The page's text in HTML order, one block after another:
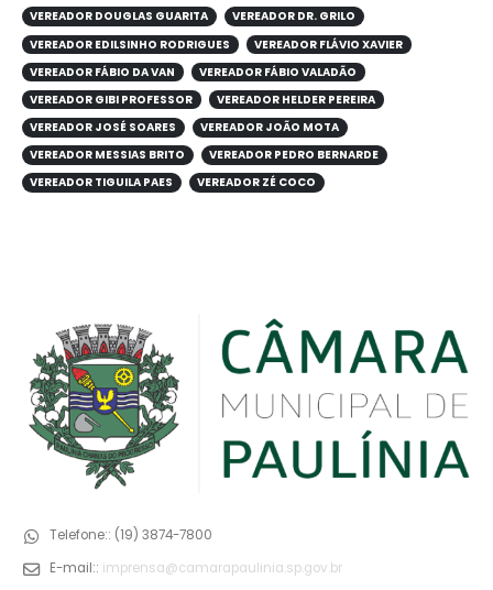
VEREADOR DOUGLAS GUARITA
VEREADOR DR. GRILO
VEREADOR EDILSINHO RODRIGUES
VEREADOR FLÁVIO XAVIER
VEREADOR FÁBIO DA VAN
VEREADOR FÁBIO VALADÃO
VEREADOR GIBI PROFESSOR
VEREADOR HELDER PEREIRA
VEREADOR JOSÉ SOARES
VEREADOR JOÃO MOTA
VEREADOR MESSIAS BRITO
VEREADOR PEDRO BERNARDE
VEREADOR TIGUILA PAES
VEREADOR ZÉ COCO
Telefone:: (19) 3874-7800
E-mail:: imprensa@camarapaulinia.sp.gov.br